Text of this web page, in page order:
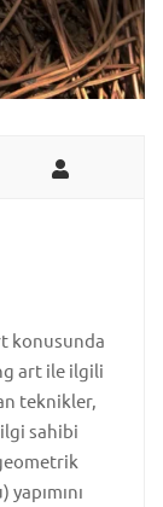
konusunda
art ile ilgili
teknikler,
sahibi